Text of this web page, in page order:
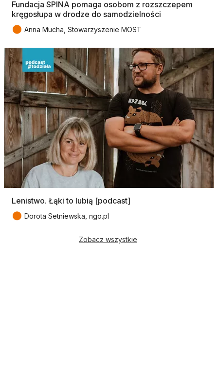
Fundacja SPINA pomaga osobom z rozszczepem
kręgosłupa w drodze do samodzielności
● Anna Mucha, Stowarzyszenie MOST
Lenistwo. Łąki to lubią [podcast]
● Dorota Setniewska, ngo.pl
Zobacz wszystkie